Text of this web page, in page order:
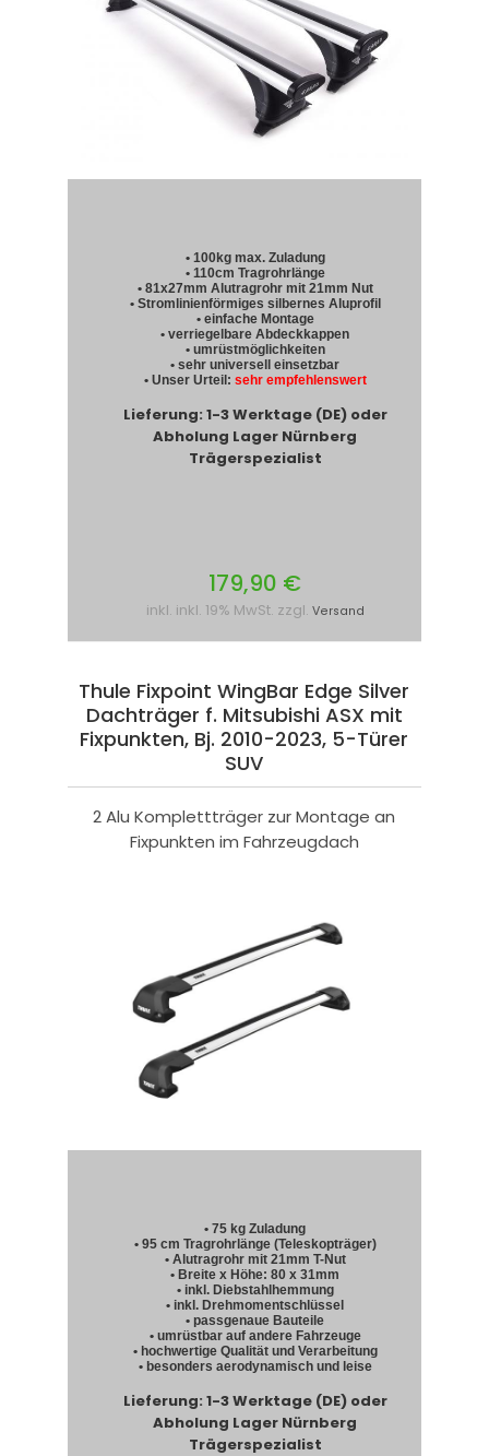
• 100kg max. Zuladung
• 110cm Tragrohrlänge
• 81x27mm Alutragrohr mit 21mm Nut
• Stromlinienförmiges silbernes Aluprofil
• einfache Montage
• verriegelbare Abdeckkappen
• umrüstmöglichkeiten
• sehr universell einsetzbar
• Unser Urteil: sehr empfehlenswert
Lieferung: 1-3 Werktage (DE) oder
Abholung Lager Nürnberg
Trägerspezialist
179,90 €
inkl. inkl. 19% MwSt. zzgl. Versand
Thule Fixpoint WingBar Edge Silver
Dachträger f. Mitsubishi ASX mit
Fixpunkten, Bj. 2010-2023, 5-Türer
SUV
2 Alu Komplettträger zur Montage an
Fixpunkten im Fahrzeugdach
• 75 kg Zuladung
• 95 cm Tragrohrlänge (Teleskopträger)
• Alutragrohr mit 21mm T-Nut
• Breite x Höhe: 80 x 31mm
• inkl. Diebstahlhemmung
• inkl. Drehmomentschlüssel
• passgenaue Bauteile
• umrüstbar auf andere Fahrzeuge
• hochwertige Qualität und Verarbeitung
• besonders aerodynamisch und leise
Lieferung: 1-3 Werktage (DE) oder
Abholung Lager Nürnberg
Trägerspezialist